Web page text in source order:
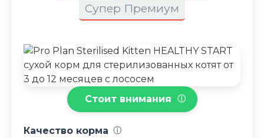
Супер Премиум
Стоит внимания ⓘ
Качество корма ⓘ